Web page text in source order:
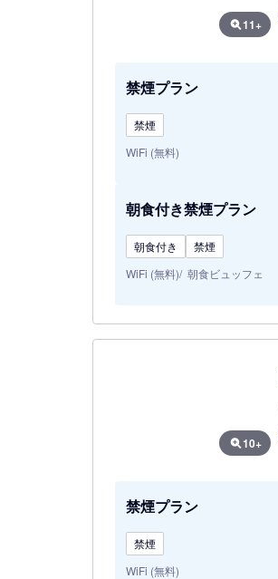
11+
禁煙プラン
禁煙
WiFi (無料)
朝食付き禁煙プラン
朝食付き
禁煙
WiFi (無料) 朝食ビュッフェ
10+
禁煙プラン
禁煙
WiFi (無料)